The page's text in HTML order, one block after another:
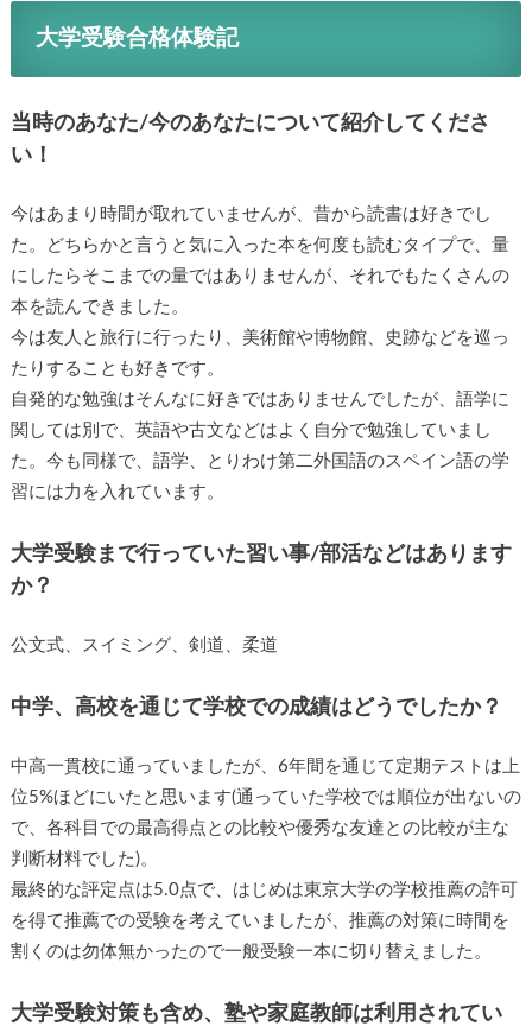
大学受験合格体験記
当時のあなた/今のあなたについて紹介してくださ
い！
今はあまり時間が取れていませんが、昔から読書は好きでし
た。どちらかと言うと気に入った本を何度も読むタイプで、量
にしたらそこまでの量ではありませんが、それでもたくさんの
本を読んできました。
今は友人と旅行に行ったり、美術館や博物館、史跡などを巡っ
たりすることも好きです。
自発的な勉強はそんなに好きではありませんでしたが、語学に
関しては別で、英語や古文などはよく自分で勉強していまし
た。今も同様で、語学、とりわけ第二外国語のスペイン語の学
習には力を入れています。
大学受験まで行っていた習い事/部活などはあります
か？
公文式、スイミング、剣道、柔道
中学、高校を通じて学校での成績はどうでしたか？
中高一貫校に通っていましたが、6年間を通じて定期テストは上
位5%ほどにいたと思います(通っていた学校では順位が出ないの
で、各科目での最高得点との比較や優秀な友達との比較が主な
判断材料でした)。
最終的な評定点は5.0点で、はじめは東京大学の学校推薦の許可
を得て推薦での受験を考えていましたが、推薦の対策に時間を
割くのは勿体無かったので一般受験一本に切り替えました。
大学受験対策も含め、塾や家庭教師は利用されてい